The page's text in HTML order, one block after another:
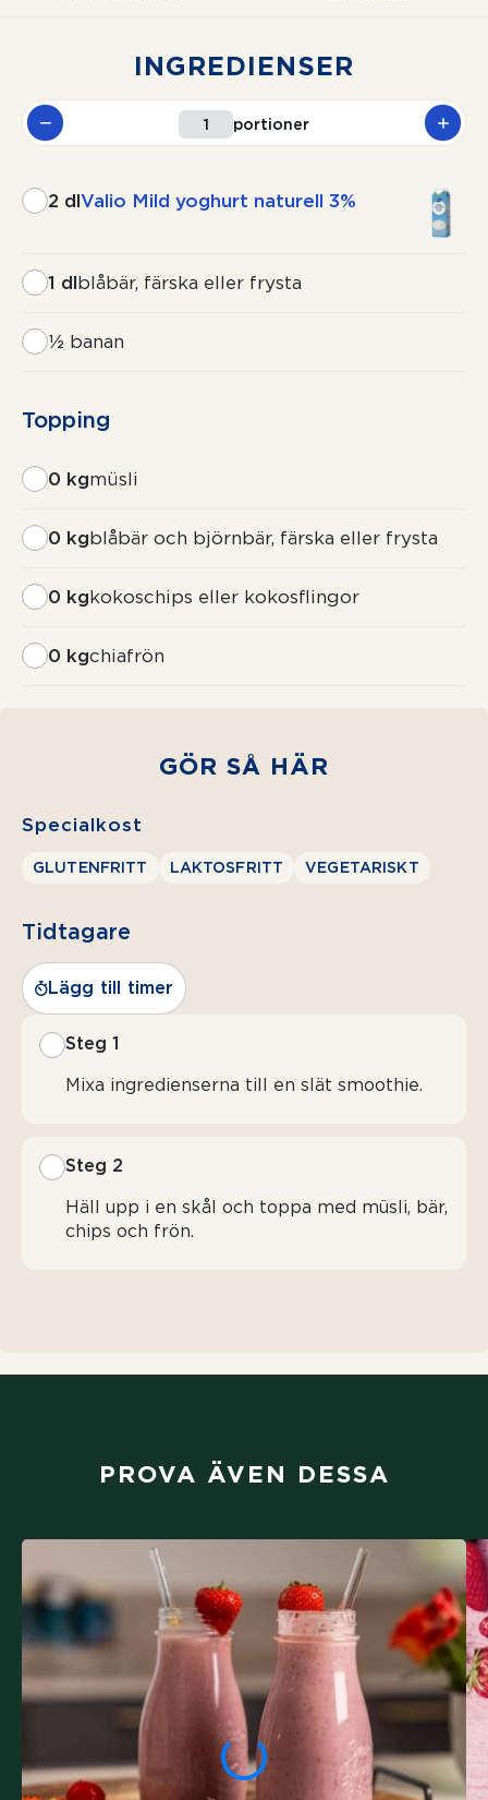
INGREDIENSER
portioner
2 dlValio Mild yoghurt naturell 3%
1 dlblåbär, färska eller frysta
½ banan
Topping
0 kgmüsli
0 kgblåbär och björnbär, färska eller frysta
0 kgkokoschips eller kokosflingor
0 kgchiafrön
GÖR SÅ HÄR
Specialkost
GLUTENFRITT LAKTOSFRITT VEGETARISKT
Tidtagare
Lägg till timer
Steg 1
Mixa ingredienserna till en slät smoothie.
Steg 2
Häll upp i en skål och toppa med müsli, bär,
chips och frön.
PROVA ÄVEN DESSA